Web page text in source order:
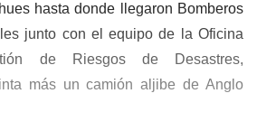
hasta donde llegaron Bomberos
junto con el equipo de la Oficina
de Riesgos de Desastres,
más un camión aljibe de Anglo